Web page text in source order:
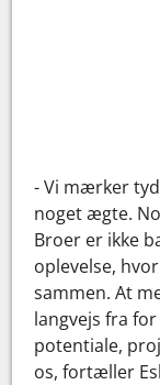
- Vi mærker
noget ægte.
Broer er ikke
oplevelse,
sammen. At
langvejs fra
potentiale,
os, fortæller